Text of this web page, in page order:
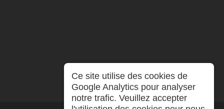
Ce site utilise des cookies de
Google Analytics pour analyser
notre trafic. Veuillez accepter